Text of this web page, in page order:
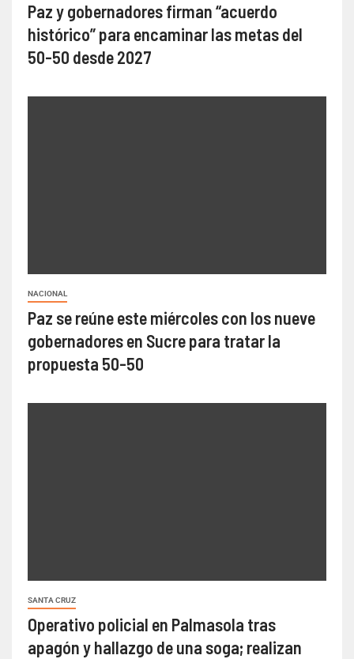
Paz y gobernadores firman “acuerdo
histórico” para encaminar las metas del
50-50 desde 2027
NACIONAL
Paz se reúne este miércoles con los nueve
gobernadores en Sucre para tratar la
propuesta 50-50
SANTA CRUZ
Operativo policial en Palmasola tras
apagón y hallazgo de una soga; realizan